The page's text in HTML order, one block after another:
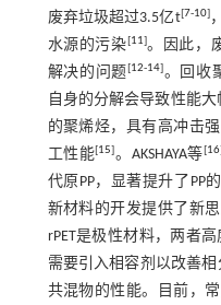
废弃垃圾超过3.5亿t[7-10]
水源的污染[11]。因此，
解决的问题[12-14]。回收
自身的分解会导致性能
的聚烯烃，具有高冲击
工性能[15]。AKSHAYA等[16]
代原PP，显著提升了PP
新材料的开发提供了新
rPET是极性材料，两者
需要引入相容剂以改善
共混物的性能。目前，